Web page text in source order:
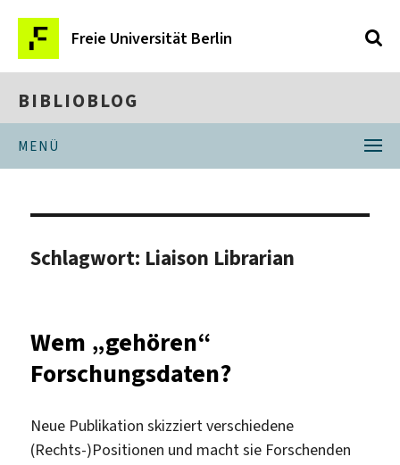
Freie Universität Berlin
BIBLIOBLOG
MENÜ
Schlagwort: Liaison Librarian
Wem „gehören“
Forschungsdaten?
Neue Publikation skizziert verschiedene
(Rechts-)Positionen und macht sie Forschenden